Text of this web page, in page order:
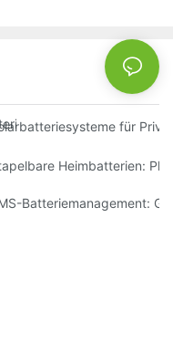
NEWS
Trends
für
für eine sichereHeimbatterien:
Wahl für die
Batteriemanagement: